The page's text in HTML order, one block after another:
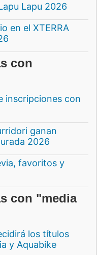
Lapu 2026
en el XTERRA
con
inscripciones con
ganan
2026
favoritos y
con "media
los títulos
y Aquabike